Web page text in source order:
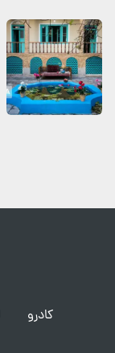
کادرو